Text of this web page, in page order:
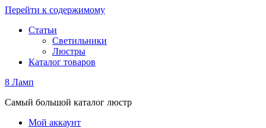
Перейти к содержимому
Статьи
Светильники
Люстры
Каталог товаров
8 Ламп
Самый большой каталог люстр
Мой аккаунт